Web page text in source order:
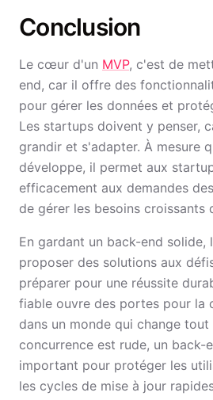
Conclusion
Le cœur d'un MVP, c'est de
end, car il offre des
pour gérer les données et
Les startups doivent y penser,
grandir et s'adapter. À mesure
développe, il permet aux
efficacement aux demandes
de gérer les besoins croissants
En gardant un back-end solide,
proposer des solutions aux
préparer pour une réussite
fiable ouvre des portes pour la
dans un monde qui change
concurrence est rude, un back-
important pour protéger les
les cycles de mise à jour